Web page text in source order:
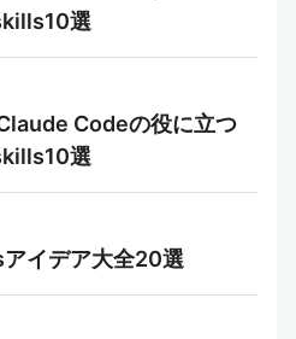
選
Codeの役に立つ
選
イデア大全20選